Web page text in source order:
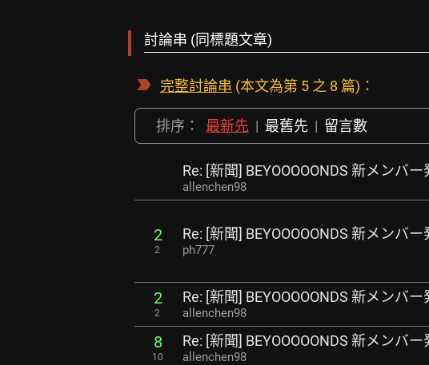
討論串 (同標題文章)
完整討論串 (本文為第 5 之 8 篇)：
排序： 最新先 | 最舊先 | 留言數
Re: [新聞] BEYOOOOONDS 新メンバ
allenchen98
2
2
Re: [新聞] BEYOOOOONDS 新メンバ
ph777
2
2
Re: [新聞] BEYOOOOONDS 新メンバ
allenchen98
8
10
Re: [新聞] BEYOOOOONDS 新メンバ
allenchen98